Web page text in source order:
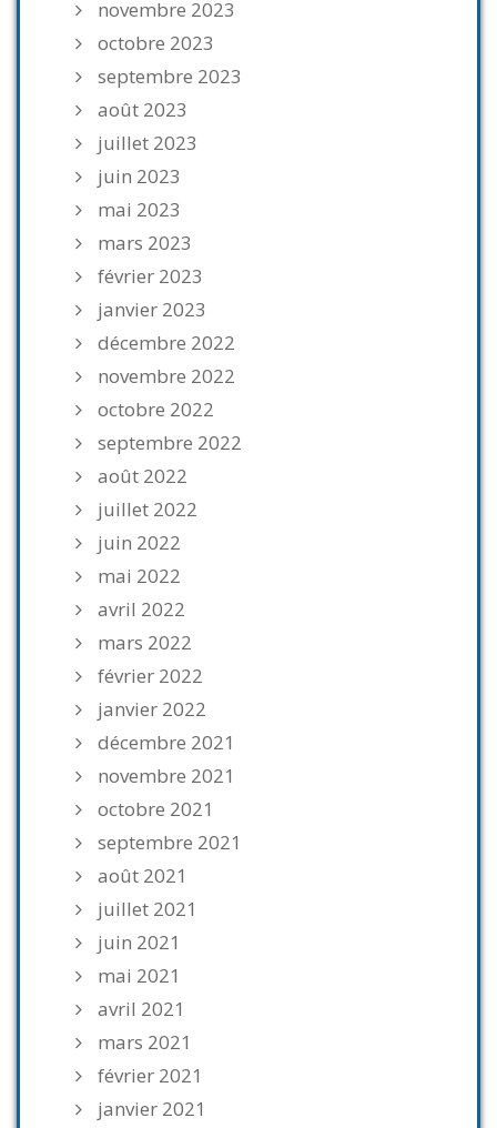
novembre 2023
octobre 2023
septembre 2023
août 2023
juillet 2023
juin 2023
mai 2023
mars 2023
février 2023
janvier 2023
décembre 2022
novembre 2022
octobre 2022
septembre 2022
août 2022
juillet 2022
juin 2022
mai 2022
avril 2022
mars 2022
février 2022
janvier 2022
décembre 2021
novembre 2021
octobre 2021
septembre 2021
août 2021
juillet 2021
juin 2021
mai 2021
avril 2021
mars 2021
février 2021
janvier 2021